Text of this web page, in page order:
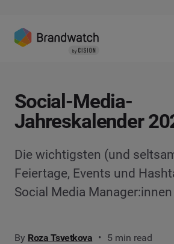
Social-Media-
Jahreskalender
Die wichtigsten (und
Feiertage, Events und
Social Media
By Roza Tsvetkova
5 min read